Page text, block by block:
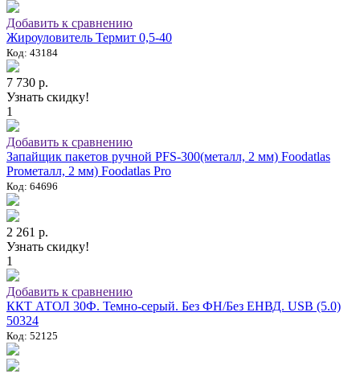
Добавить к сравнению
Жироуловитель Термит 0,5-40
Код: 43184
7 730 р.
Узнать скидку!
1
Добавить к сравнению
Запайщик пакетов ручной PFS-300(металл, 2 мм) Foodatlas
Proметалл, 2 мм) Foodatlas Pro
Код: 64696
2 261 р.
Узнать скидку!
1
Добавить к сравнению
ККТ АТОЛ 30Ф. Темно-серый. Без ФН/Без ЕНВД. USB (5.0)
50324
Код: 52125